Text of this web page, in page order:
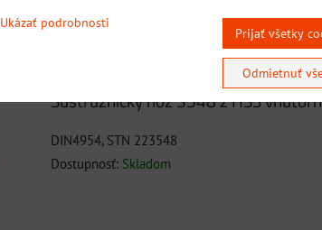
Sústružnícky nôž 3548 z HSS
DIN4954, STN 223548
Dostupnosť: Skladom
Ukázať podrobnosti
Prijať všetky
Odmietnuť